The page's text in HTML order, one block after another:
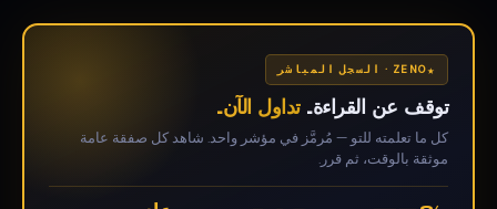
ZENO · السجل المباشر
توقف عن القراءة.تداول الآن.
كل ما تعلمته للتو — مُرمَّز في مؤشر واحد. شاهد كل صفقة عامة
موثقة بالوقت، ثم قرر.